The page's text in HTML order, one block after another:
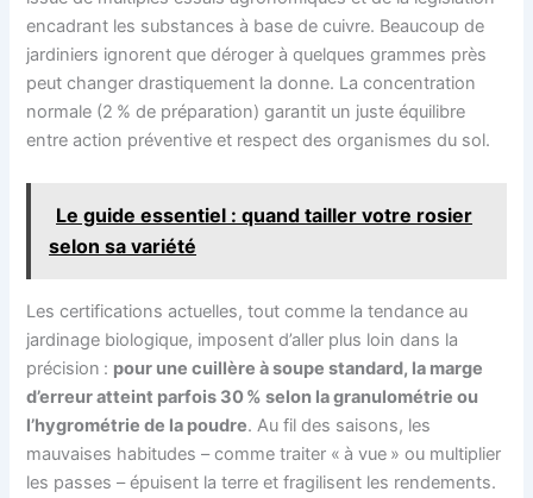
encadrant les substances à base de cuivre. Beaucoup de
jardiniers ignorent que déroger à quelques grammes près
peut changer drastiquement la donne. La concentration
normale (2 % de préparation) garantit un juste équilibre
entre action préventive et respect des organismes du sol.
Le guide essentiel : quand tailler votre rosier
selon sa variété
Les certifications actuelles, tout comme la tendance au
jardinage biologique, imposent d’aller plus loin dans la
précision : pour une cuillère à soupe standard, la marge
d’erreur atteint parfois 30 % selon la granulométrie ou
l’hygrométrie de la poudre. Au fil des saisons, les
mauvaises habitudes – comme traiter « à vue » ou multiplier
les passes – épuisent la terre et fragilisent les rendements.